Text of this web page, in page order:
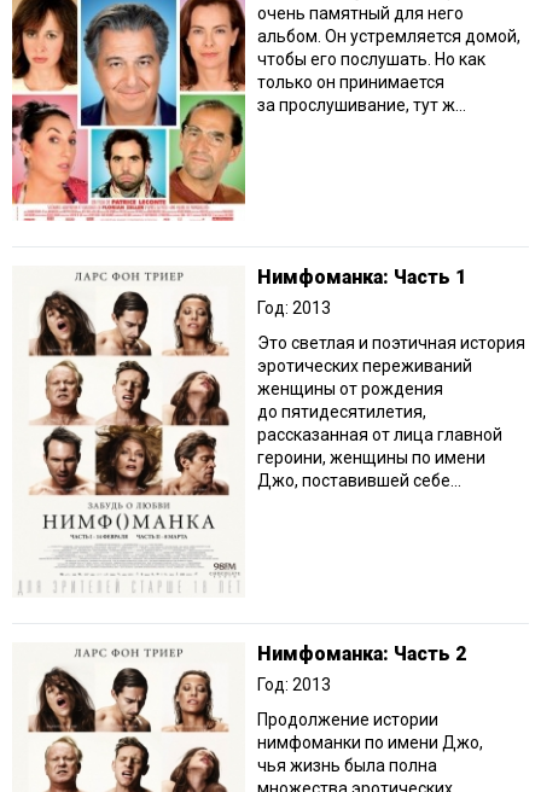
очень памятный для него
альбом. Он устремляется домой,
чтобы его послушать. Но как
только он принимается
за прослушивание, тут ж...
Нимфоманка: Часть 1
Год: 2013
Это светлая и поэтичная история
эротических переживаний
женщины от рождения
до пятидесятилетия,
рассказанная от лица главной
героини, женщины по имени
Джо, поставившей себе...
Нимфоманка: Часть 2
Год: 2013
Продолжение истории
нимфоманки по имени Джо,
чья жизнь была полна
множества эротических